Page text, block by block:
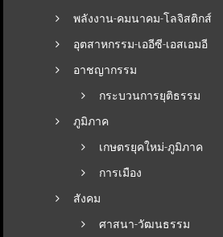
พลังงาน-คมนาคม-โลจิสติกส์
อุตสาหกรรม-เออีซี-เอสเอมอี
อาชญากรรม
กระบวนการยุติธรรม
ภูมิภาค
เกษตรยุคใหม่-ภูมิภาค
การเมือง
สังคม
ศาสนา-วัฒนธรรม